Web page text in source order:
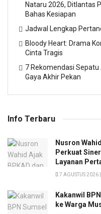
Nataru 2026, Ditlantas
Bahas Kesiapan
Jadwal Lengkap
Bloody Heart: Drama
Cinta Tragis
7 Rekomendasi
Gaya Akhir Pekan
Info Terbaru
Nusron
Perkuat
Layanan
7 AGUSTUS 2026
Kakanwil
ke Warga